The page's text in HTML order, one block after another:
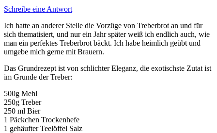
Schreibe eine Antwort
Ich hatte an anderer Stelle die Vorzüge von Treberbrot an und für
sich thematisiert, und nur ein Jahr später weiß ich endlich auch, wie
man ein perfektes Treberbrot bäckt. Ich habe heimlich geübt und
umgebe mich gerne mit Brauern.
Das Grundrezept ist von schlichter Eleganz, die exotischste Zutat ist
im Grunde der Treber:
500g Mehl
250g Treber
250 ml Bier
1 Päckchen Trockenhefe
1 gehäufter Teelöffel Salz